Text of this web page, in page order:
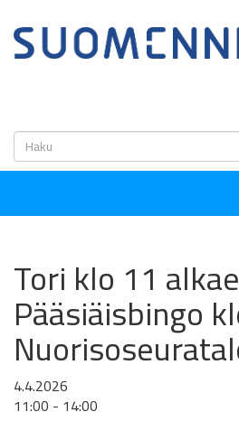
Tori klo 11
Pääsiäisbingo
4.4.2026
11:00 - 14:00